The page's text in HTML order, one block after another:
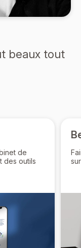
beaux tout
de
des outils